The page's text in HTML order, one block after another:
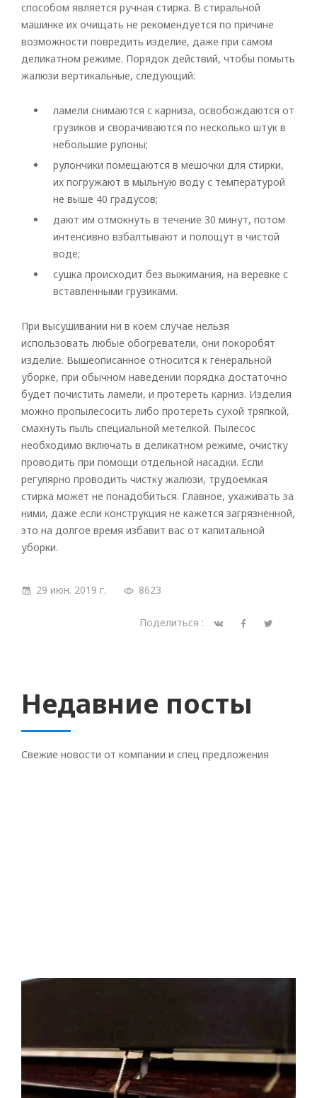
способом является ручная стирка. В стиральной
машинке их очищать не рекомендуется по причине
возможности повредить изделие, даже при самом
деликатном режиме. Порядок действий, чтобы помыть
жалюзи вертикальные, следующий:
ламели снимаются с карниза, освобождаются от
грузиков и сворачиваются по несколько штук в
небольшие рулоны;
рулончики помещаются в мешочки для стирки,
их погружают в мыльную воду с температурой
не выше 40 градусов;
дают им отмокнуть в течение 30 минут, потом
интенсивно взбалтывают и полощут в чистой
воде;
сушка происходит без выжимания, на веревке с
вставленными грузиками.
При высушивании ни в коем случае нельзя
использовать любые обогреватели, они покоробят
изделие. Вышеописанное относится к генеральной
уборке, при обычном наведении порядка достаточно
будет почистить ламели, и протереть карниз. Изделия
можно пропылесосить либо протереть сухой тряпкой,
смахнуть пыль специальной метелкой. Пылесос
необходимо включать в деликатном режиме, очистку
проводить при помощи отдельной насадки. Если
регулярно проводить чистку жалюзи, трудоемкая
стирка может не понадобиться. Главное, ухаживать за
ними, даже если конструкция не кажется загрязненной,
это на долгое время избавит вас от капитальной
уборки.
29 июн. 2019 г. 8623
Поделиться :
Недавние посты
Свежие новости от компании и спец предложения